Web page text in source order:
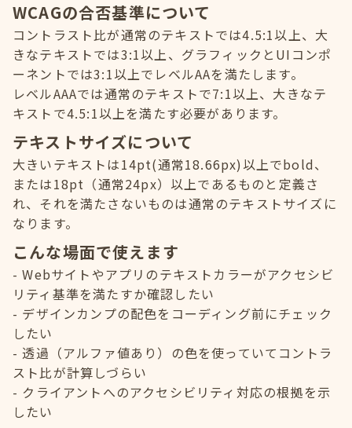
WCAGの合否基準について
コントラスト比が通常のテキストでは4.5:1以上、大
きなテキストでは3:1以上、グラフィックとUIコンポ
ーネントでは3:1以上でレベルAAを満たします。
レベルAAAでは通常のテキストで7:1以上、大きなテ
キストで4.5:1以上を満たす必要があります。
テキストサイズについて
大きいテキストは14pt(通常18.66px)以上でbold、
または18pt（通常24px）以上であるものと定義さ
れ、それを満たさないものは通常のテキストサイズに
なります。
こんな場面で使えます
Webサイトやアプリのテキストカラーがアクセシビ
リティ基準を満たすか確認したい
デザインカンプの配色をコーディング前にチェック
したい
透過（アルファ値あり）の色を使っていてコントラ
スト比が計算しづらい
クライアントへのアクセシビリティ対応の根拠を示
したい